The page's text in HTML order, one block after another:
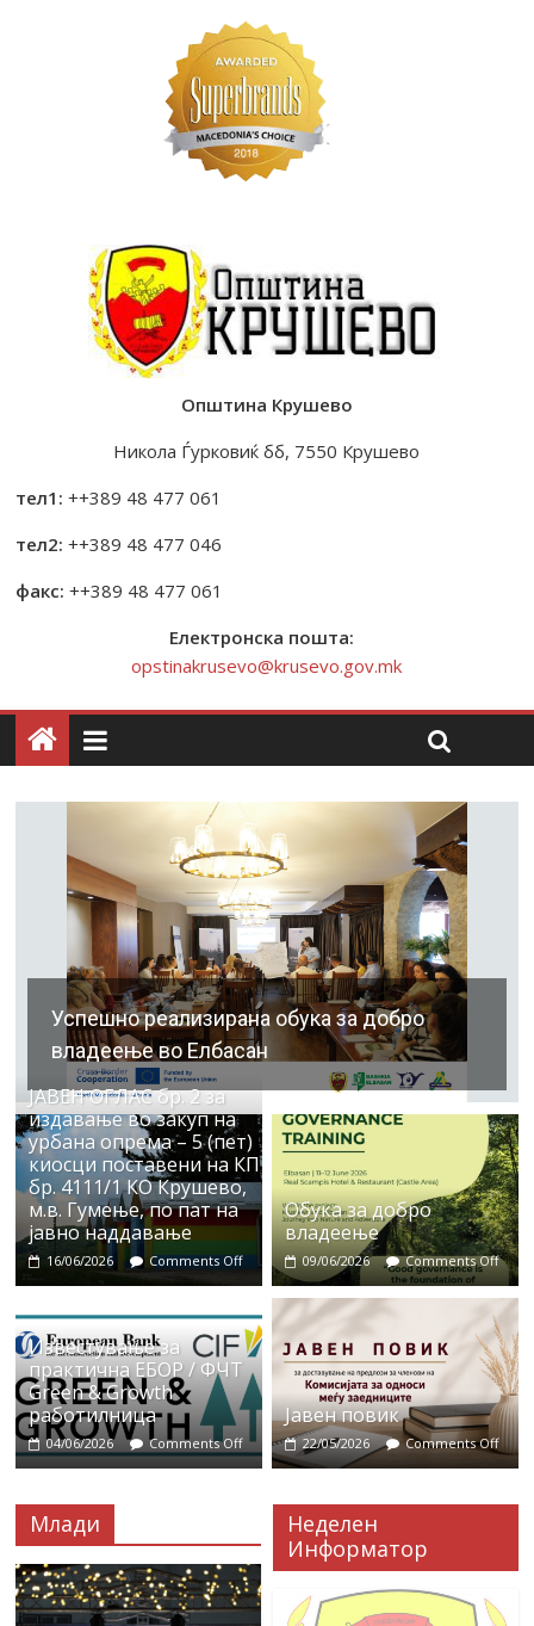
Општина Крушево
Никола Ѓурковиќ бб, 7550 Крушево
тел1: ++389 48 477 061
тел2: ++389 48 477 046
факс: ++389 48 477 061
Електронска пошта:
opstinakrusevo@krusevo.gov.mk
Успешно реализирана обука за добро
владеење во Елбасан
ЈАВЕН ОГЛАС бр. 2 за
издавање во закуп на
урбана опрема – 5 (пет)
киосци поставени на КП
бр. 4111/1 КО Крушево,
м.в. Гумење, по пат на
јавно наддавање
16/06/2026 Comments Off
Обука за добро
владеење
09/06/2026 Comments Off
Известување за
практична ЕБОР / ФЧТ
Green & Growth
работилница
04/06/2026 Comments Off
Јавен повик
22/05/2026 Comments Off
Млади
Неделен
Информатор